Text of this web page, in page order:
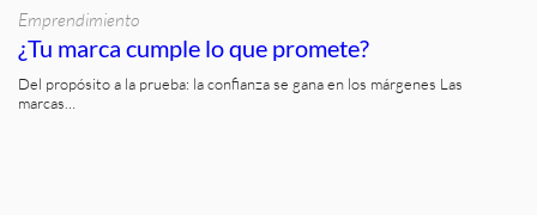
Emprendimiento
¿Tu marca cumple lo que promete?
Del propósito a la prueba: la confianza se gana en los márgenes Las
marcas…